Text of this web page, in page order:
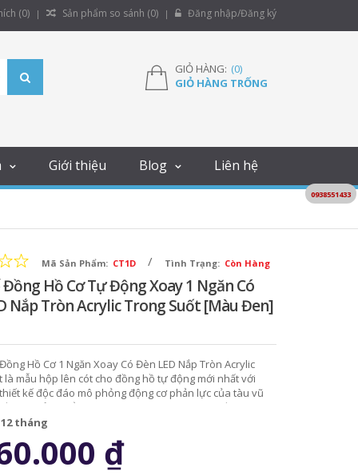
(0) Sản phẩm so sánh (0) Đăng nhập/Đăng ký
GIỎ HÀNG: (0)
GIỎ HÀNG TRỐNG
Giới thiệu Blog Liên hệ
Mã Sản Phẩm: CT1D / Tình Trạng: Còn Hàng
Hồ Cơ Tự Động Xoay 1 Ngăn Có
Nắp Tròn Acrylic Trong Suốt [Màu Đen]
Hồ Cơ 1 Ngăn Xoay Có Đèn LED Nắp Tròn Acrylic
là mẫu hộp lên cót cho đồng hồ tự động mới nhất với
kế độc đáo mô phỏng động cơ phản lực của tàu vũ
một sản phẩm hiện đại, sang trọng và tinh tế.
12 tháng
₫
0938551433